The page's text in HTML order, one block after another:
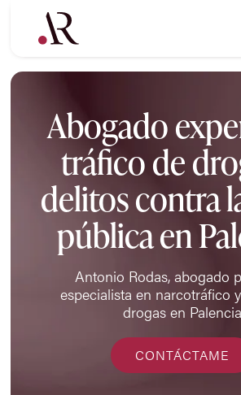
Abogado
tráfico de
delitos contra
pública en
Antonio Rodas, abogado
especialista en narcotráfico
drogas en Palencia
CONTÁCTAME